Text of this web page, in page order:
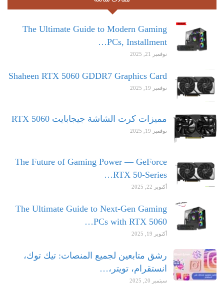
The Ultimate Guide to Modern Gaming
PCs, Installment…
نوفمبر 21, 2025
Shaheen RTX 5060 GDDR7 Graphics Card
نوفمبر 19, 2025
مميزات كرت الشاشة جيجابايت RTX 5060
نوفمبر 19, 2025
The Future of Gaming Power — GeForce
RTX 50-Series…
أكتوبر 22, 2025
The Ultimate Guide to Next-Gen Gaming
PCs with RTX 5060…
أكتوبر 19, 2025
رشق متابعين لجميع المنصات: تيك توك،
انستقرام، تويتر،…
سبتمبر 20, 2025